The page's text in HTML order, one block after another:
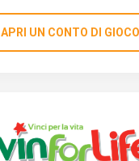
APRI UN CONTO DI GIOCO